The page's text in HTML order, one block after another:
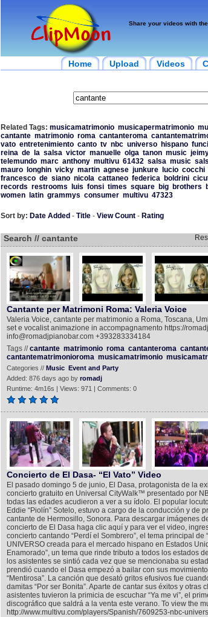
Share your videos with
Home Upload Videos
Related Tags: musicamatrimonio musicapermatrimonio
cantante matrimonio roma cantanteroma
vato entretenimiento canto tv nbc universo hispano
reina de la salsa victor manuelle olga tanon music
telemundo marc anthony multivu 61432 salsa music
mauro
longhin vicky martin agnese junkure lucio cocchi
francesco de siano nicola cattaneo federica boldrini
records restrooms luis fonsi times square big brothers
women
latin grammys consumer multivu 47323
Sort by: Date Added - Title- View Count- Rating
Search // cantante
Cantante per Matrimoni Roma: Valeria Voice
Valeria Voice, cantante per matrimonio a Roma, Toscana,
set e vocalist animazione in accompagnamento https://
info@romadjpianobar.com +393283334184
Tags //cantante matrimonio roma cantanteroma
cantantematrimonioroma musicamatrimonio
Categories // Music Event and Party
Added: 876 days ago by romadj
Runtime: 4m16s | Views: 971 | Comments: 0
Concierto de El Dasa- “El Vato” Video
El pasado domingo 5 de junio, El Dasa, protagonista de la
concierto gratuito en Universal CityWalk™ presentado por
todas las edades acudieron a ver a su ídolo. El popular
Eddie “Piolín” Sotelo, estuvo a cargo de la conducción y de
cantante de Hermosillo, Sonora. Para descargar imágenes
concierto de El Dasa haga clic aquí y para ver el video,
concierto cantando “Perdí el Sombrero”, el tema principal de
UNIVERSO creada para el mercado hispano en Estados
Enamorado”, un tema que rinde tributo a todos los estados
los asistentes se sintió cada vez que se mencionaba su
prendió cuando el Dasa empezó a bailar con sus
“Mentirosa”. La canción que desató gritos efusivos fue
damitas “Por ser Bonita”. Aparte de cantar sus éxitos y otras
asistentes tuvieron la primicia de escuchar “Ya me vi”, el
discográfico que saldrá a la venta este verano. To view the
http://www.multivu.com/players/Spanish/7609253-nbc-